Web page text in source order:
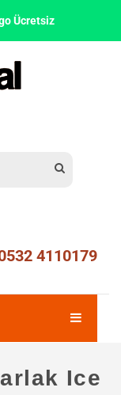
Ücretsiz
4110179
Ice